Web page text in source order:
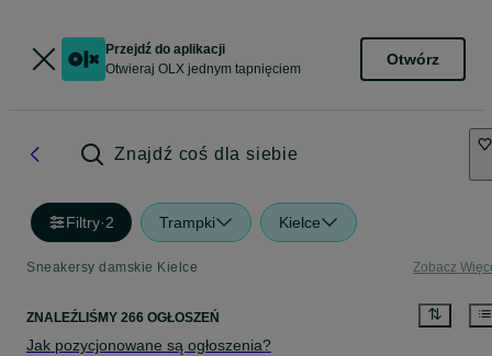
Przejdź do aplikacji
Otwieraj OLX jednym tapnięciem
Otwórz
Znajdź coś dla siebie
Filtry·2 Trampki Kielce
Sneakersy damskie Kielce Zobacz
ZNALEŹLIŚMY 266 OGŁOSZEŃ
Jak pozycjonowane są ogłoszenia?